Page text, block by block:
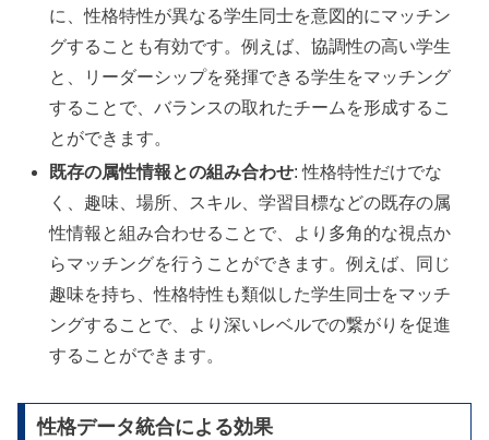
に、性格特性が異なる学生同士を意図的にマッチン
グすることも有効です。例えば、協調性の高い学生
と、リーダーシップを発揮できる学生をマッチング
することで、バランスの取れたチームを形成するこ
とができます。
既存の属性情報との組み合わせ: 性格特性だけでな
く、趣味、場所、スキル、学習目標などの既存の属
性情報と組み合わせることで、より多角的な視点か
らマッチングを行うことができます。例えば、同じ
趣味を持ち、性格特性も類似した学生同士をマッチ
ングすることで、より深いレベルでの繋がりを促進
することができます。
性格データ統合による効果